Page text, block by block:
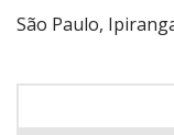
São Paulo,